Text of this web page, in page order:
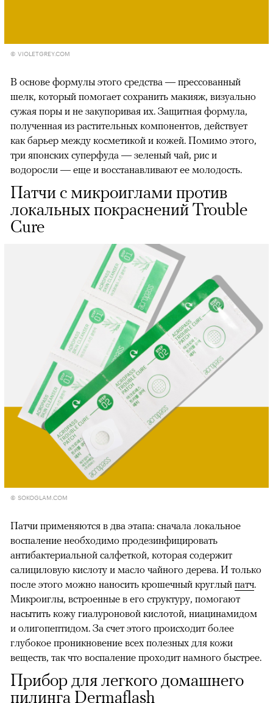
© VIOLETGREY.COM
В основе формулы этого средства — прессованный
шелк, который помогает сохранить макияж, визуально
сужая поры и не закупоривая их. Защитная формула,
полученная из растительных компонентов, действует
как барьер между косметикой и кожей. Помимо этого,
три японских суперфуда — зеленый чай, рис и
водоросли — еще и восстанавливают ее молодость.
Патчи с микроиглами против
локальных покраснений Trouble
Cure
© SOKOGLAM.COM
Патчи применяются в два этапа: сначала локальное
воспаление необходимо продезинфицировать
антибактериальной салфеткой, которая содержит
салициловую кислоту и масло чайного дерева. И только
после этого можно наносить крошечный круглый патч.
Микроиглы, встроенные в его структуру, помогают
насытить кожу гиалуроновой кислотой, ниацинамидом
и олигопептидом. За счет этого происходит более
глубокое проникновение всех полезных для кожи
веществ, так что воспаление проходит намного быстрее.
Прибор для легкого домашнего
пилинга Dermaflash